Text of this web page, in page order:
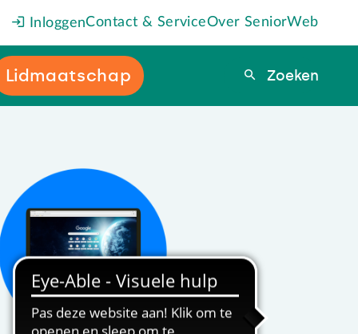
InloggenContact & ServiceOver SeniorWeb
Lidmaatschap Zoeken
Zoeken